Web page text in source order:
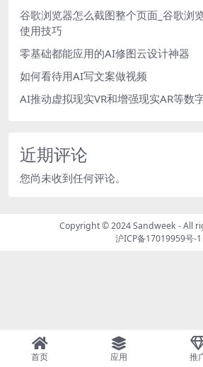
谷歌浏览器怎么截图整个页面_谷歌浏
使用技巧
零基础都能应用的AI修图云设计神器
如何看待用AI写文案做视频
AI推动虚拟现实VR和增强现实AR等数
近期评论
您尚未收到任何评论。
Copyright © 2024Sandweek - All
沪ICP备17019959号-1
首页 应用 推